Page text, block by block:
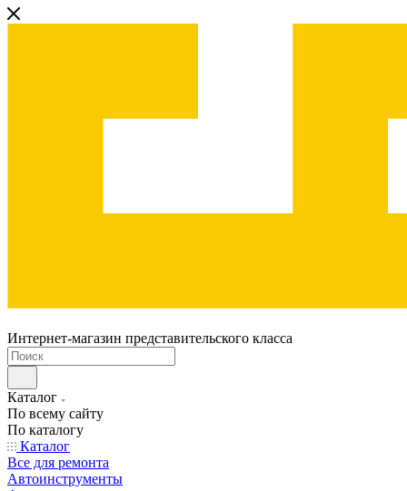
Интернет-магазин представительского класса
Каталог
По всему сайту
По каталогу
Каталог
Все для ремонта
Автоинструменты